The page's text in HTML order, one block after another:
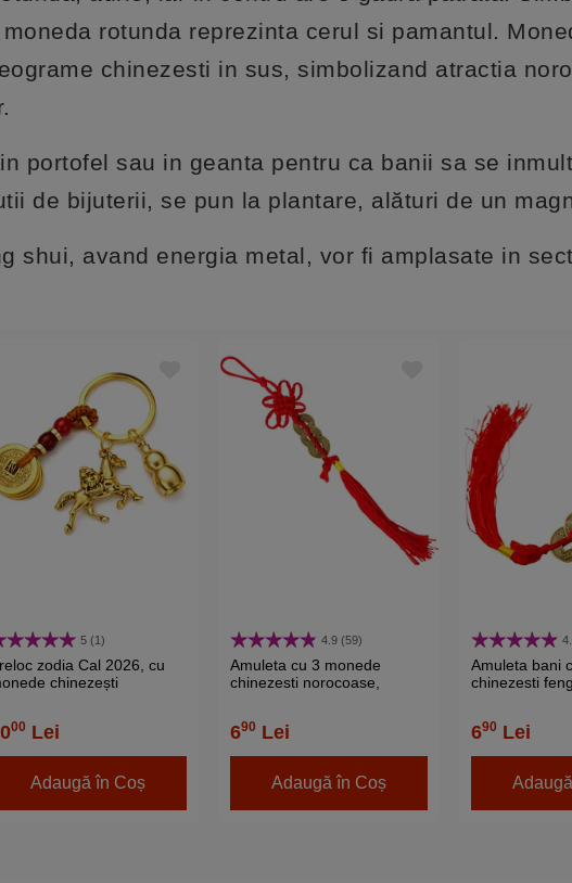
rotunda reprezinta cerul si pamantul.
chinezesti in sus, simbolizand atractia
portofel sau in geanta pentru ca banii sa se
de bijuterii, se pun la plantare, alături de un
shui, avand energia metal, vor fi amplasate in
5 (1)
zodia Cal 2026, cu
chinezești
prosperitate
00 Lei
Adaugă în Coș
4.9 (59)
Amuleta cu 3 monede
chinezesti norocoase,
rosu
690 Lei
Adaugă în Coș
Amuleta bani
chinezesti
șirag rosu
690 Lei